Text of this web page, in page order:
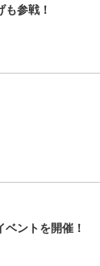
参戦！
ベントを開催！